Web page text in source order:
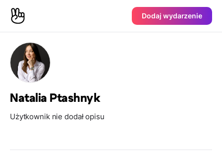
Dodaj wydarzenie
Natalia Ptashnyk
Użytkownik nie dodał opisu